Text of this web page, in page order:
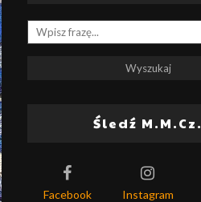
Śledź M.M.Cz.
Facebook Instagram